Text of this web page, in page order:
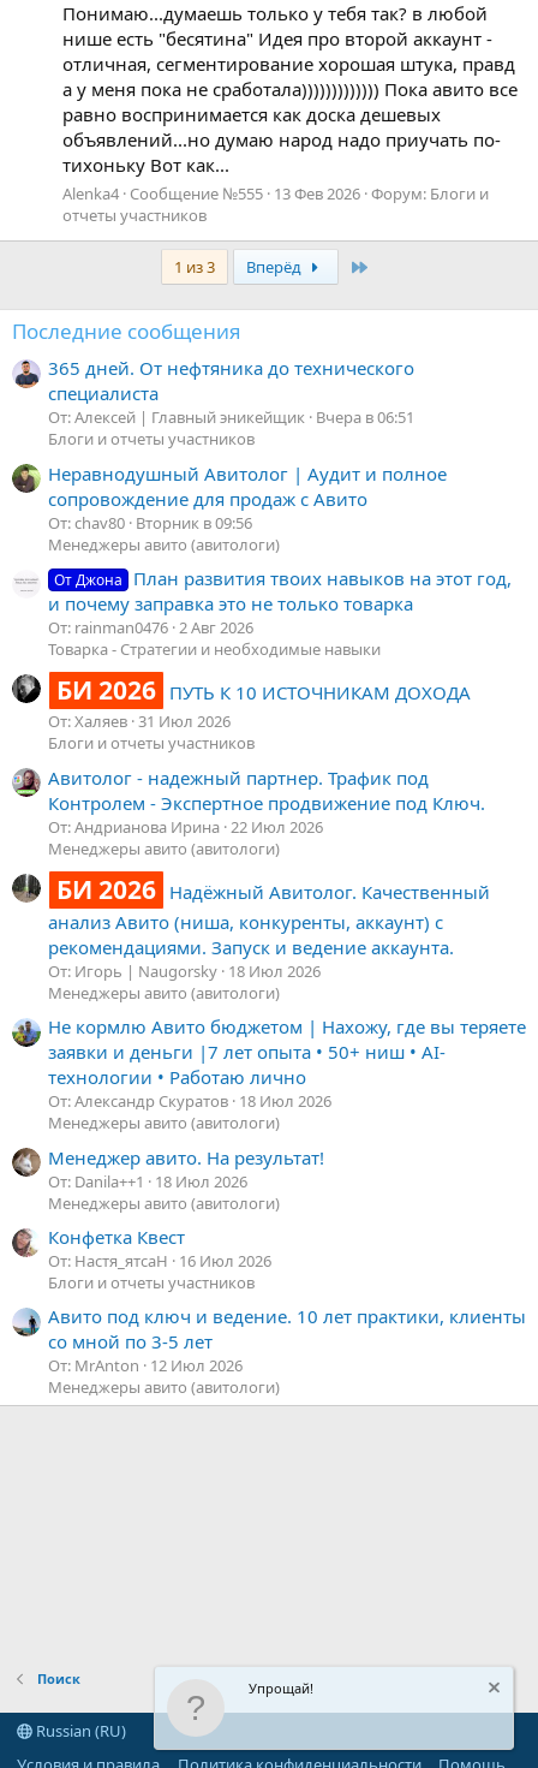
Понимаю...думаешь только у тебя так? в любой
нише есть "бесятина" Идея про второй аккаунт -
отличная, сегментирование хорошая штука, правд
а у меня пока не сработала))))))))))))) Пока авито все
равно воспринимается как доска дешевых
объявлений...но думаю народ надо приучать по-
тихоньку Вот как...
Alenka4 Сообщение №555 13 Фев 2026 Форум: Блоги и
отчеты участников
1 из 3 Вперёд
Последние сообщения
365 дней. От нефтяника до технического
специалиста
От: Алексей | Главный эникейщик Вчера в 06:51
Блоги и отчеты участников
Неравнодушный Авитолог | Аудит и полное
сопровождение для продаж с Авито
От: chav80 Вторник в 09:56
Менеджеры авито (авитологи)
От Джона
План развития твоих навыков на этот год,
и почему заправка это не только товарка
От: rainman0476 2 Авг 2026
Товарка - Стратегии и необходимые навыки
БИ 2026 ПУТЬ К 10 ИСТОЧНИКАМ ДОХОДА
От: Халяев 31 Июл 2026
Блоги и отчеты участников
Авитолог - надежный партнер. Трафик под
Контролем - Экспертное продвижение под Ключ.
От: Андрианова Ирина 22 Июл 2026
Менеджеры авито (авитологи)
БИ 2026 Надёжный Авитолог. Качественный
анализ Авито (ниша, конкуренты, аккаунт) с
рекомендациями. Запуск и ведение аккаунта.
От: Игорь | Naugorsky 18 Июл 2026
Менеджеры авито (авитологи)
Не кормлю Авито бюджетом | Нахожу, где вы теряете
заявки и деньги |7 лет опыта • 50+ ниш • AI-
технологии • Работаю лично
От: Александр Скуратов 18 Июл 2026
Менеджеры авито (авитологи)
Менеджер авито. На результат!
От: Danila++1
18 Июл 2026
Менеджеры авито (авитологи)
Конфетка Квест
От: Настя_ятсаН
16 Июл 2026
Блоги и отчеты участников
Авито под ключ и ведение. 10 лет практики, клиенты
со мной по 3-5 лет
От: MrAnton
12 Июл 2026
Менеджеры авито (авитологи)
Поиск
Russian (RU)
Упрощай!